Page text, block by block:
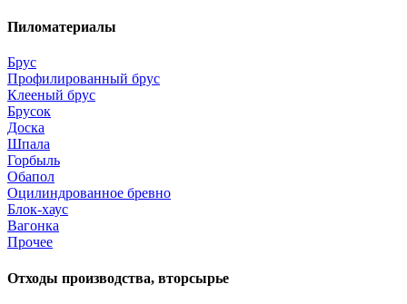
Пиломатериалы
Брус
Профилированный брус
Клееный брус
Брусок
Доска
Шпала
Горбыль
Обапол
Оцилиндрованное бревно
Блок-хаус
Вагонка
Прочее
Отходы производства, вторсырье